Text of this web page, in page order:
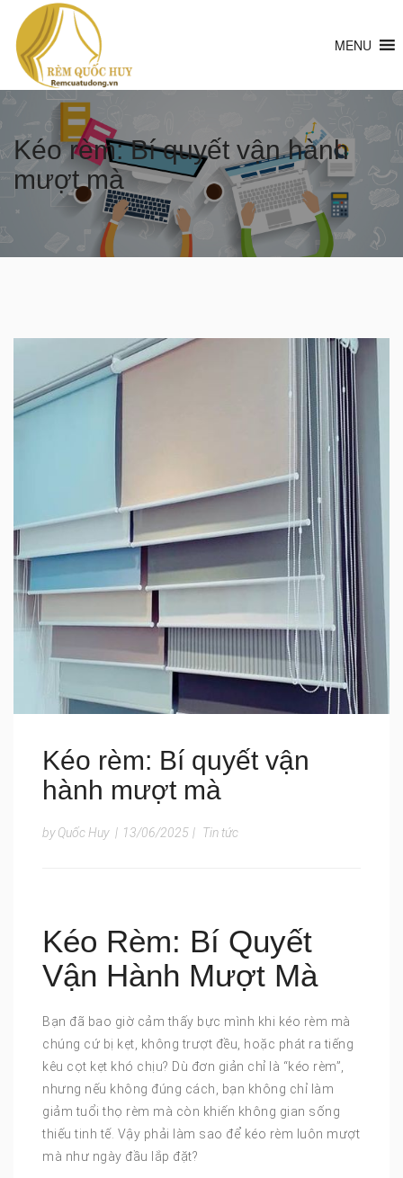
MENU
Kéo rèm: Bí quyết vận hành
mượt mà
Kéo rèm: Bí quyết vận
hành mượt mà
by Quốc Huy | 13/06/2025 | Tin tức
Kéo Rèm: Bí Quyết
Vận Hành Mượt Mà
Bạn đã bao giờ cảm thấy bực mình khi kéo rèm mà
chúng cứ bị kẹt, không trượt đều, hoặc phát ra tiếng
kêu cọt kẹt khó chịu? Dù đơn giản chỉ là “kéo rèm”,
nhưng nếu không đúng cách, bạn không chỉ làm
giảm tuổi thọ rèm mà còn khiến không gian sống
thiếu tinh tế. Vậy phải làm sao để kéo rèm luôn mượt
mà như ngày đầu lắp đặt?